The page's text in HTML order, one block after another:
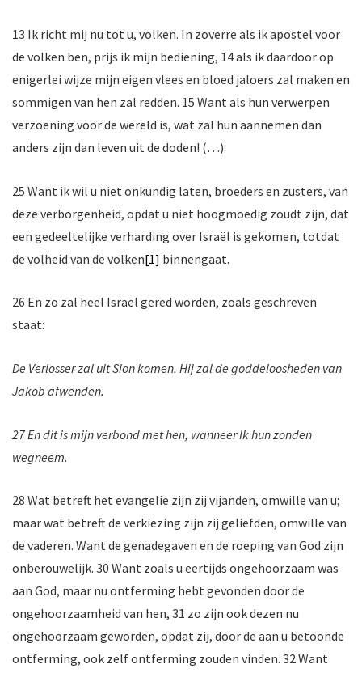
13 Ik richt mij nu tot u, volken. In zoverre als ik apostel voor
de volken ben, prijs ik mijn bediening, 14 als ik daardoor op
enigerlei wijze mijn eigen vlees en bloed jaloers zal maken en
sommigen van hen zal redden. 15 Want als hun verwerpen
verzoening voor de wereld is, wat zal hun aannemen dan
anders zijn dan leven uit de doden! (…).
25 Want ik wil u niet onkundig laten, broeders en zusters, van
deze verborgenheid, opdat u niet hoogmoedig zoudt zijn, dat
een gedeeltelijke verharding over Israël is gekomen, totdat
de volheid van de volken[1] binnengaat.
26 En zo zal heel Israël gered worden, zoals geschreven
staat:
De Verlosser zal uit Sion komen. Hij zal de goddeloosheden van
Jakob afwenden.
27 En dit is mijn verbond met hen, wanneer Ik hun zonden
wegneem.
28 Wat betreft het evangelie zijn zij vijanden, omwille van u;
maar wat betreft de verkiezing zijn zij geliefden, omwille van
de vaderen. Want de genadegaven en de roeping van God zijn
onberouwelijk. 30 Want zoals u eertijds ongehoorzaam was
aan God, maar nu ontferming hebt gevonden door de
ongehoorzaamheid van hen, 31 zo zijn ook dezen nu
ongehoorzaam geworden, opdat zij, door de aan u betoonde
ontferming, ook zelf ontferming zouden vinden. 32 Want